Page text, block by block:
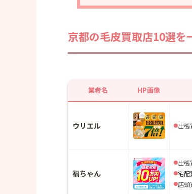
・質問① 古い毛皮でも買取
・質問② 名前入りの毛皮で
・質問④ 高く売れやすい毛
・質問⑤ ノーブランドの毛
・質問⑥ 毛皮を売る前にク
・質問⑦ 毛皮を売るなら店
おすすめですか？
・質問⑧ 毛皮はどの季節に
京都の毛皮買取店10選を
業者名 HP画像
ウリエル 出張
福ちゃん
出張
宅配
店頭